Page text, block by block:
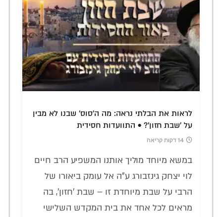
לראות את הבלתי נראה: מה ה'סוס' שבנו לא מבין
על 'שבת חזון'? • התוועדות חסידית
14 דקות קריאה
במשא מיוחד מוליך אותנו המשפיע הרב חיים
לוי יצחק גינזבורג ע"ה אל עומק ביאורו של
הרבי על שבת מיוחדת זו – שבת 'חזון', בה
מראים לכל אחד את בית המקדש השלישי